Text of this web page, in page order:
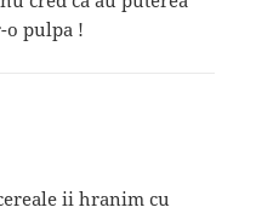
o pulpa !
ii hranim cu